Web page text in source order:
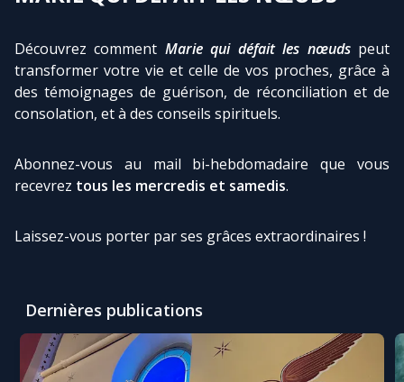
Marie qui défait les nœuds
Me consacrer à Jésus par Marie
À la une
1000 Raisons de Croire
Découvrez comment Marie qui défait les nœudspeut
transformer votre vie et celle de vos proches, grâce à
des témoignages de guérison, de réconciliation et de
consolation, et à des conseils spirituels.
Abonnez-vous au mail bi-hebdomadaire que vous
recevrez tous les mercredis et samedis.
Laissez-vous porter par ses grâces extraordinaires !
Dernières publications